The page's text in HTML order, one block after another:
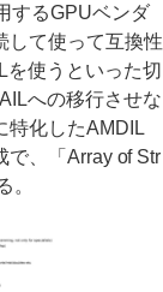
するGPUベンダ
して使って互換性
を使うといった切
への移行させな
特化したAMDIL
で、「Array of Str
。